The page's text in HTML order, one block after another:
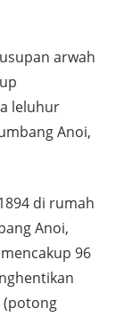
arwah
leluhur
Anoi,
di rumah
Anoi,
96
(potong